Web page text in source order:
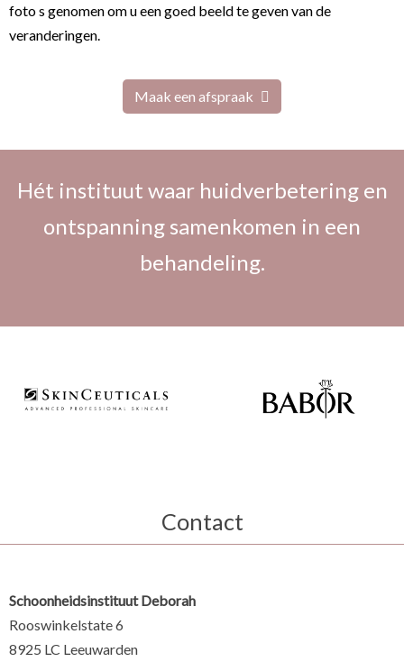
foto s genomen om u een goed beeld te geven van de
veranderingen.
Maak een afspraak
Hét instituut waar huidverbetering en
ontspanning samenkomen in een
behandeling.
Contact
Schoonheidsinstituut Deborah
Rooswinkelstate 6
8925 LC Leeuwarden